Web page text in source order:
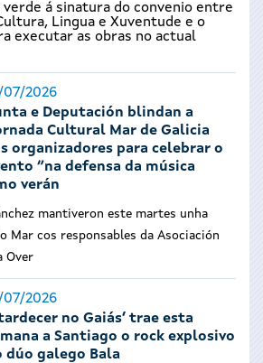
verde á sinatura do convenio entre
Lingua e Xuventude e o
executar as obras no actual
07/2026
e Deputación blindan a
Cultural Mar de Galicia
organizadores para celebrar o
“na defensa da música
verán
mantiveron este martes unha
Mar cos responsables da Asociación
Over
07/2026
no Gaiás’ trae esta
a Santiago o rock explosivo
dúo galego Bala